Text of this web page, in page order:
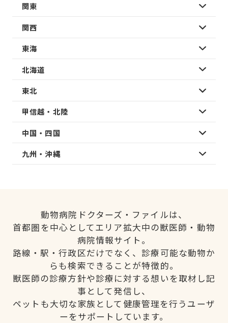
関東
関西
東海
北海道
東北
甲信越・北陸
中国・四国
九州・沖縄
動物病院ドクターズ・ファイルは、
首都圏を中心としてエリア拡大中の獣医師・動物
病院情報サイト。
路線・駅・行政区だけでなく、診療可能な動物か
らも検索できることが特徴的。
獣医師の診療方針や診療に対する想いを取材し記
事として発信し、
ペットも大切な家族として健康管理を行うユーザ
ーをサポートしています。